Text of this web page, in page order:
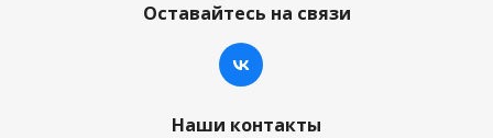
Оставайтесь на связи
Наши контакты